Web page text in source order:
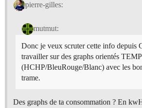
pierre-gilles:
mutmut:
Donc je veux scruter cette info depuis
travailler sur des graphs orientés
(HCHP/BleuRouge/Blanc) avec les
trame.
Des graphs de ta consommation ? En